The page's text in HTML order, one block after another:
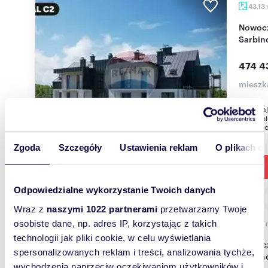
Zgoda Szczegóły Ustawienia reklam O plikach
Odpowiedzialne wykorzystanie Twoich danych
Wraz z naszymi 1022 partnerami przetwarzamy Twoje
osobiste dane, np. adres IP, korzystając z takich
technologii jak pliki cookie, w celu wyświetlania
spersonalizowanych reklam i treści, analizowania tychże,
43,13
Nowoczesny 3-pok. apartament z balkonem w
474